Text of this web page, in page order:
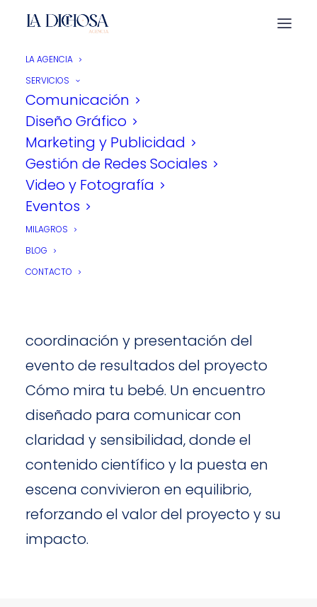
LA AGENCIA
SERVICIOS
Comunicación
Diseño Gráfico
Marketing y Publicidad
Gestión de Redes Sociales
Video y Fotografía
Eventos
MILAGROS
BLOG
CONTACTO
ADANSI
coordinación y presentación del
evento de resultados del proyecto
Cómo mira tu bebé. Un encuentro
diseñado para comunicar con
claridad y sensibilidad, donde el
contenido científico y la puesta en
escena convivieron en equilibrio,
reforzando el valor del proyecto y su
impacto.